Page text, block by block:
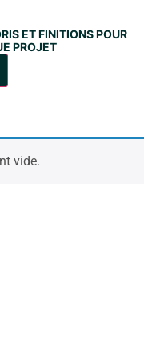
ET FINITIONS POUR
PROJET
vide.